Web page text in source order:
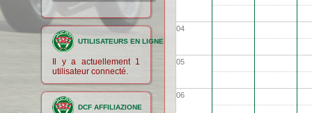
UTILISATEURS EN LIGNE
Il y a actuellement 1
utilisateur connecté.
DCF AFFILIAZIONE
04
05
06